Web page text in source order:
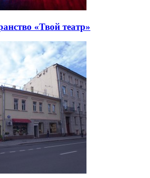
«Твой театр»